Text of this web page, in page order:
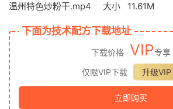
温州特色炒粉干.mp4 大小 11.61M
下面为技术配方下载地址
下载价格 VIP专享
仅限VIP下载
升级VIP
立即购买